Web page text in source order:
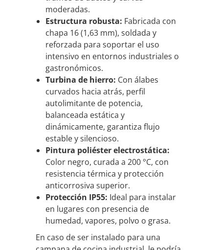
moderadas.
Estructura robusta: Fabricada con
chapa 16 (1,63 mm), soldada y
reforzada para soportar el uso
intensivo en entornos industriales o
gastronómicos.
Turbina de hierro: Con álabes
curvados hacia atrás, perfil
autolimitante de potencia,
balanceada estática y
dinámicamente, garantiza flujo
estable y silencioso.
Pintura poliéster electrostática:
Color negro, curada a 200 °C, con
resistencia térmica y protección
anticorrosiva superior.
Protección IP55: Ideal para instalar
en lugares con presencia de
humedad, vapores, polvo o grasa.
En caso de ser instalado para una